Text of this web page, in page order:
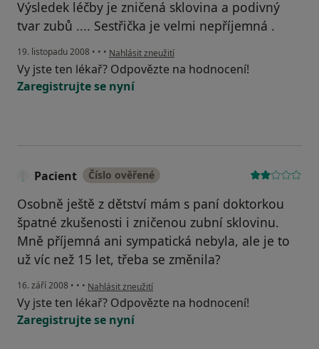
Výsledek léčby je zničená sklovina a podivný
tvar zubů .... Sestřička je velmi nepříjemná .
19. listopadu 2008 • • • podle názoru uživatele :(
Nahlásit zneužití
Vy jste ten lékař? Odpovězte na hodnocení!
Zaregistrujte se nyní
Pacient Číslo ověřené
Osobně ještě z dětství mám s paní doktorkou
špatné zkušenosti i zničenou zubní sklovinu.
Mně příjemná ani sympatická nebyla, ale je to
už víc než 15 let, třeba se změnila?
16. září 2008 • • • podle názoru uživatele Pacient
Nahlásit zneužití
Vy jste ten lékař? Odpovězte na hodnocení!
Zaregistrujte se nyní